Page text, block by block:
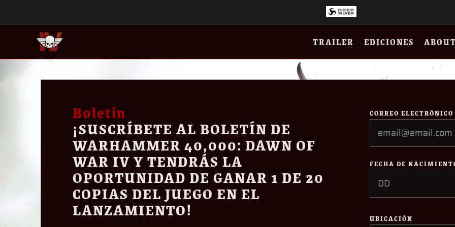
TRAILER EDICIONES ABOUT
Boletín
¡SUSCRÍBETE AL BOLETÍN DE
WARHAMMER 40,000: DAWN OF
WAR IV Y TENDRÁS LA
OPORTUNIDAD DE GANAR 1 DE 20
COPIAS DEL JUEGO EN EL
LANZAMIENTO!
CORREO ELECTRÓNICO
FECHA DE
UBICACIÓN